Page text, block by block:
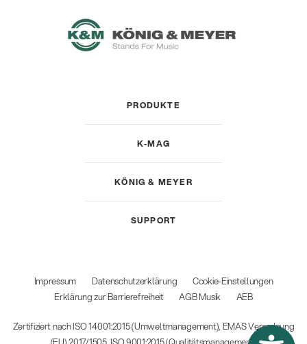
PRODUKTE
K-MAG
KÖNIG & MEYER
SUPPORT
Impressum Datenschutzerklärung
Cookie-Einstellungen
Erklärung zur Barrierefreiheit
AGB Musik AEB
Zertifiziert nach ISO 14001:2015 (Umweltmanagement), EMAS Verordnung